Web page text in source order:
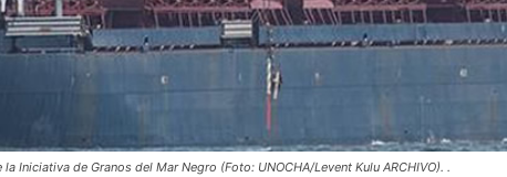
Iniciativa de Granos del Mar Negro (Foto: UNOCHA/Levent Kulu ARCHIVO). .